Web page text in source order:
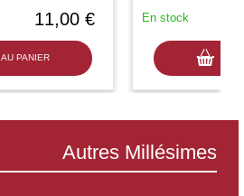
11,00 €
PANIER
En stock
Autres Millésimes